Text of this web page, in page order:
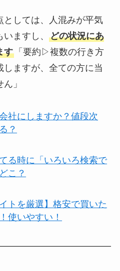
としては、人混みが平気
ますし、 どの状況にあ
す「要約▷複数の行き方
ますが、全ての方に当
」
社にしますか？値段次
？
る時に「いろいろ検索で
こ？
トを厳選】格安で買いた
使いやすい！